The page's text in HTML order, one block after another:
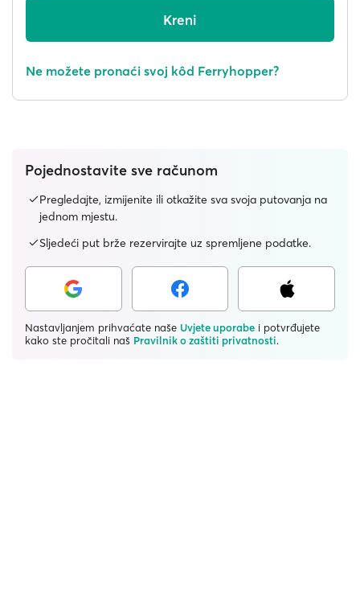
Pojednostavite sve računom
Pregledajte, izmijenite ili otkažite sva svoja putovanja na
jednom mjestu.
Sljedeći put brže rezervirajte uz spremljene podatke.
Nastavljanjem prihvaćate naše Uvjete uporabe i potvrđujete
kako ste pročitali naš Pravilnik o zaštiti privatnosti.
Kreni
Ne možete pronaći svoj kôd Ferryhopper?